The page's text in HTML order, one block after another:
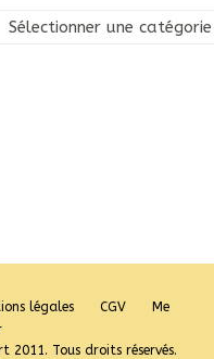
légales CGV
Me
2011. Tous droits réservés.